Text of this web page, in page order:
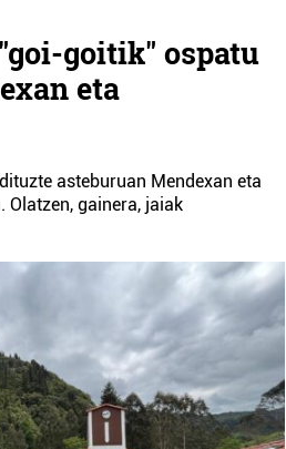
goitik" ospatu
eta
asteburuan Mendexan eta
Olatzen, gainera, jaiak